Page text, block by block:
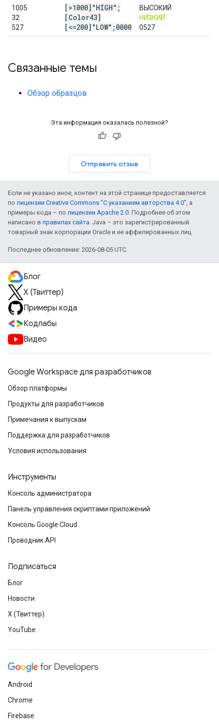
1005
32
527
[>1000]"HIGH";
[Color43]
[<=200]"LOW";0000
ВЫСОКИЙ
НИЗКИЙ
0527
Связанные темы
Обзор образцов
Эта информация оказалась полезной?
Отправить отзыв
Если не указано иное, контент на этой странице предоставляется
по лицензии Creative Commons "С указанием авторства 4.0", а
примеры кода – по лицензии Apache 2.0. Подробнее об этом
написано в правилах сайта. Java – это зарегистрированный
товарный знак корпорации Oracle и ее аффилированных лиц.
Последнее обновление: 2026-08-05 UTC.
Блог
X (Твиттер)
Примеры кода
Кодлабы
Видео
Google Workspace для разработчиков
Обзор платформы
Продукты для разработчиков
Примечания к выпускам
Поддержка для разработчиков
Условия использования
Инструменты
Консоль администратора
Панель управления скриптами приложений
Консоль Google Cloud
Проводник API
Подписаться
Блог
Новости
X (Твиттер)
YouTube
Android
Chrome
Firebase